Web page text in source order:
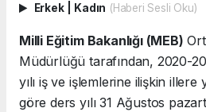
Erkek Kadın (Haberi Sesli Oku)
Milli Eğitim Bakanlığı (MEB)
Müdürlüğü tarafından, 2020-
yılı iş ve işlemlerine ilişkin illere
göre ders yılı 31 Ağustos